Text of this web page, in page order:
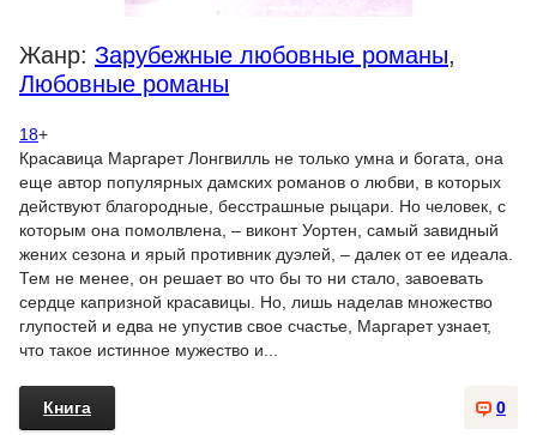
Жанр: Зарубежные любовные романы,
Любовные романы
18+
Красавица Маргарет Лонгвилль не только умна и богата, она
еще автор популярных дамских романов о любви, в которых
действуют благородные, бесстрашные рыцари. Но человек, с
которым она помолвлена, – виконт Уортен, самый завидный
жених сезона и ярый противник дуэлей, – далек от ее идеала.
Тем не менее, он решает во что бы то ни стало, завоевать
сердце капризной красавицы. Но, лишь наделав множество
глупостей и едва не упустив свое счастье, Маргарет узнает,
что такое истинное мужество и...
0
Книга